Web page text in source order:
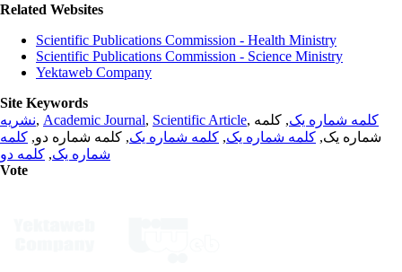
Related Websites
Scientific Publications Commission - Health Ministry
Scientific Publications Commission - Science Ministry
Yektaweb Company
Site Keywords
نشریه, Academic Journal, Scientific Article, کلمه شماره یک, کلمه
شماره یک, کلمه شماره یک, کلمه شماره یک, کلمه شماره دو, کلمه
شماره یک, کلمه دو
Vote